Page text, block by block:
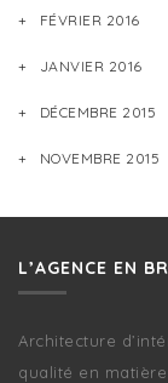
FÉVRIER 2016
JANVIER 2016
DÉCEMBRE 2015
NOVEMBRE 2015
L’AGENCE EN
Architecture
qualité en